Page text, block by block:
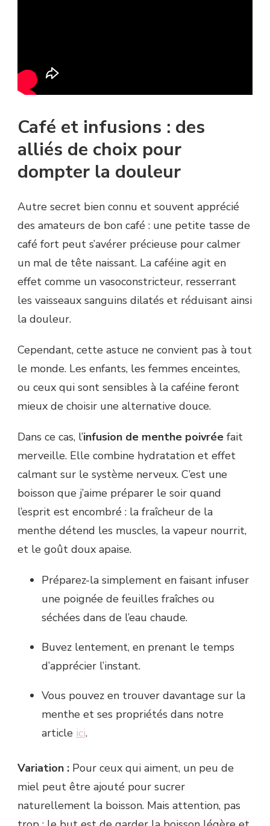
Café et infusions : des
alliés de choix pour
dompter la douleur
Autre secret bien connu et souvent apprécié
des amateurs de bon café : une petite tasse de
café fort peut s’avérer précieuse pour calmer
un mal de tête naissant. La caféine agit en
effet comme un vasoconstricteur, resserrant
les vaisseaux sanguins dilatés et réduisant ainsi
la douleur.
Cependant, cette astuce ne convient pas à tout
le monde. Les enfants, les femmes enceintes,
ou ceux qui sont sensibles à la caféine feront
mieux de choisir une alternative douce.
Dans ce cas, l’infusion de menthe poivrée fait
merveille. Elle combine hydratation et effet
calmant sur le système nerveux. C’est une
boisson que j’aime préparer le soir quand
l’esprit est encombré : la fraîcheur de la
menthe détend les muscles, la vapeur nourrit,
et le goût doux apaise.
Préparez-la simplement en faisant infuser
une poignée de feuilles fraîches ou
séchées dans de l’eau chaude.
Buvez lentement, en prenant le temps
d’apprécier l’instant.
Vous pouvez en trouver davantage sur la
menthe et ses propriétés dans notre
article ici.
Variation : Pour ceux qui aiment, un peu de
miel peut être ajouté pour sucrer
naturellement la boisson. Mais attention, pas